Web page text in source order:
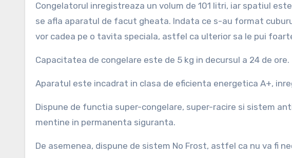
Congelatorul inregistreaza un volum de 101 litri, iar spatiul
se afla aparatul de facut gheata. Indata ce s-au format
vor cadea pe o tavita speciala, astfel ca ulterior sa le pui
Capacitatea de congelare este de 5 kg in decursul a 24 de ore.
Aparatul este incadrat in clasa de eficienta energetica A+,
Dispune de functia super-congelare, super-racire si sistem
mentine in permanenta siguranta.
De asemenea, dispune de sistem No Frost, astfel ca nu va fi